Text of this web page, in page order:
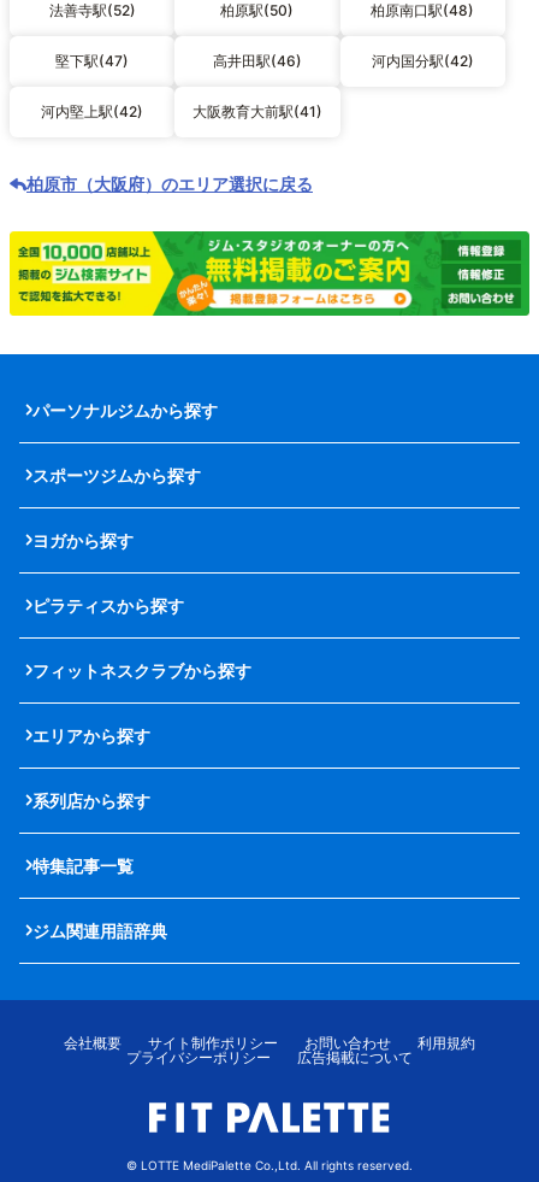
法善寺駅(52) 柏原駅(50) 柏原南口駅(48)
堅下駅(47) 高井田駅(46) 河内国分駅(42)
河内堅上駅(42) 大阪教育大前駅(41)
柏原市（大阪府）のエリア選択に戻る
パーソナルジムから探す
スポーツジムから探す
ヨガから探す
ピラティスから探す
フィットネスクラブから探す
エリアから探す
系列店から探す
特集記事一覧
ジム関連用語辞典
会社概要 サイト制作ポリシー お問い合わせ
利用規約
プライバシーポリシー
広告掲載について
© LOTTE MediPalette Co.,Ltd. All rights reserved.